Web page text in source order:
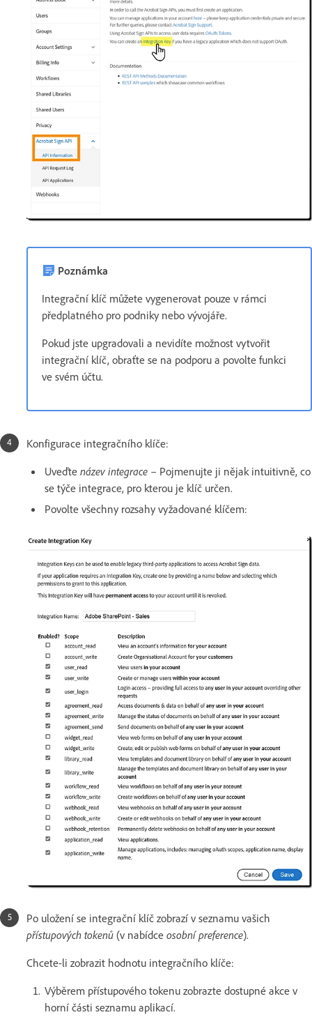
Poznámka
Integrační klíč můžete vygenerovat pouze v rámci
předplatného pro podniky nebo vývojáře.
Pokud jste upgradovali a nevidíte možnost vytvořit
integrační klíč, obraťte se na podporu a povolte funkci
ve svém účtu.
Konfigurace integračního klíče:
Uveďte název integrace – Pojmenujte ji nějak intuitivně, co
se týče integrace, pro kterou je klíč určen.
Povolte všechny rozsahy vyžadované klíčem:
Po uložení se integrační klíč zobrazí v seznamu vašich
přístupových tokenů (v nabídce osobní preference).
Chcete-li zobrazit hodnotu integračního klíče:
Výběrem přístupového tokenu zobrazte dostupné akce v
horní části seznamu aplikací.